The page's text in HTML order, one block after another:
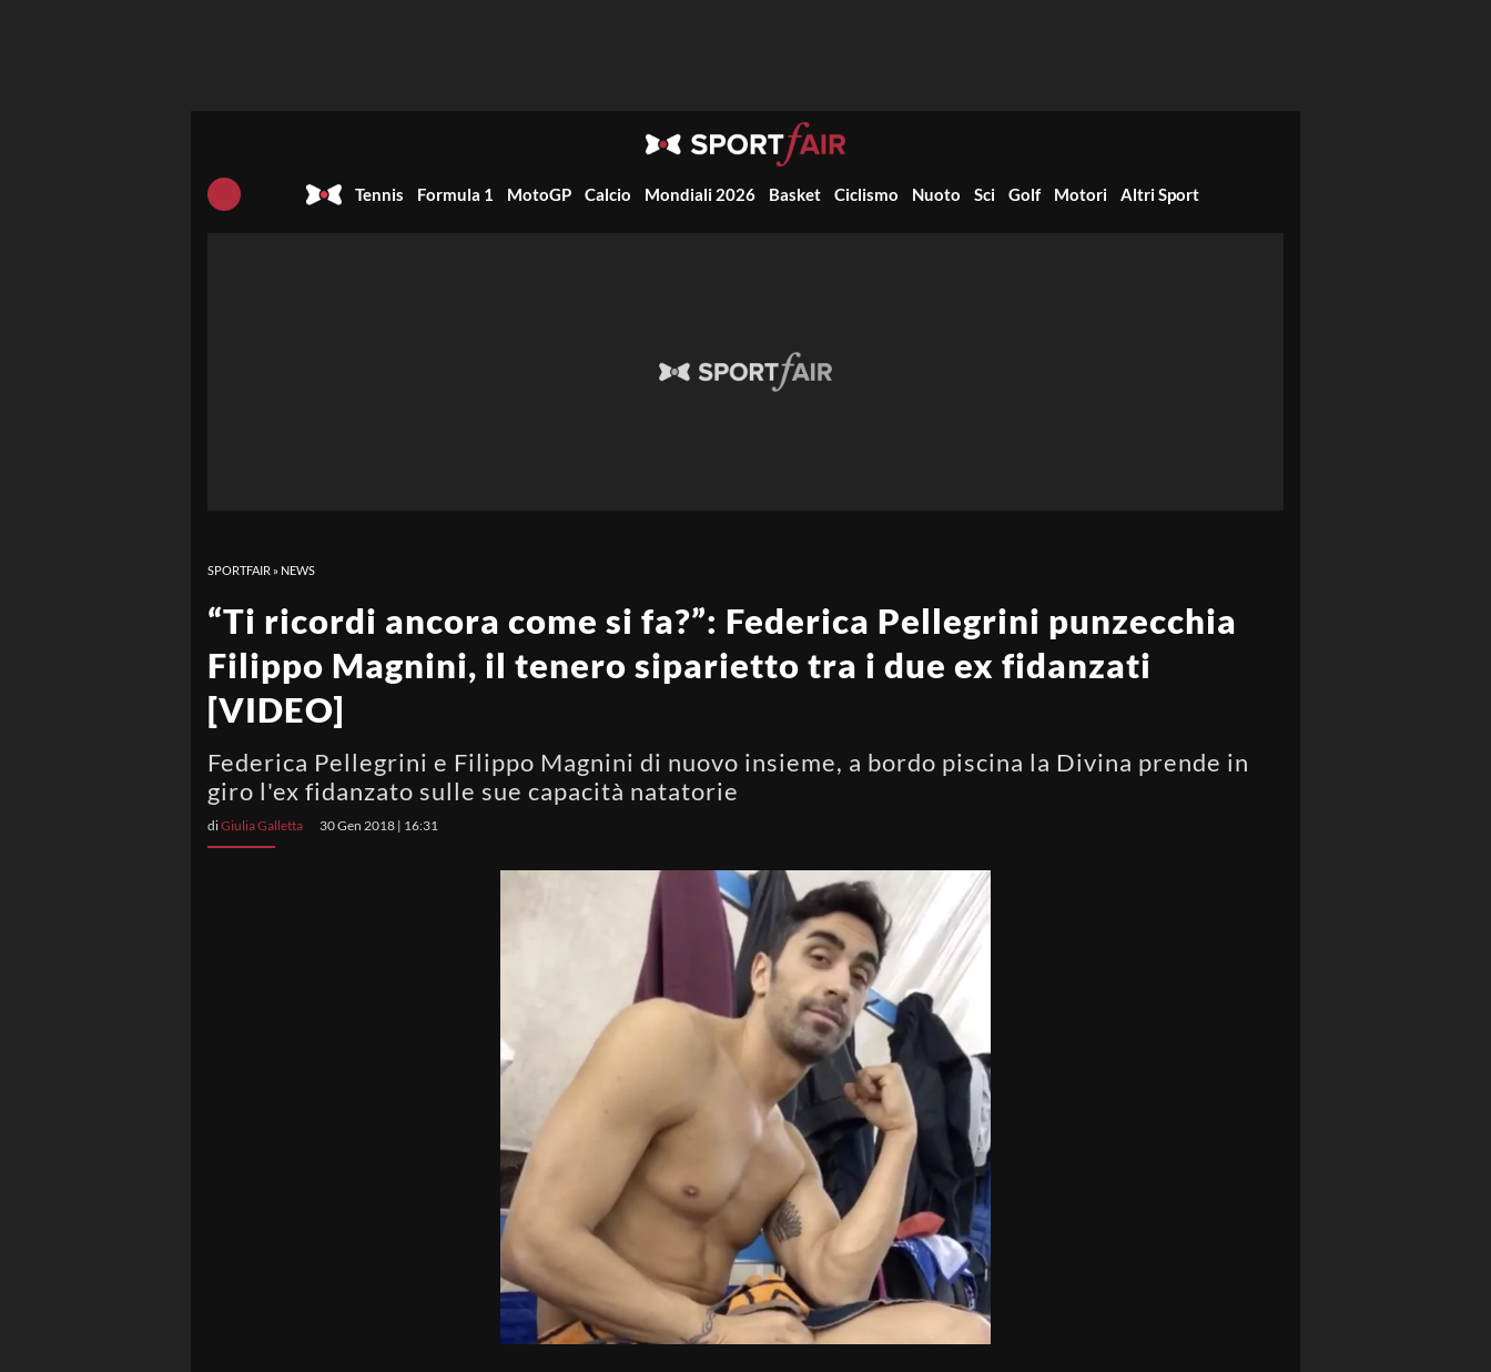
Tennis Formula 1 MotoGP Calcio Mondiali 2026 Basket Ciclismo Nuoto Sci Golf Motori Altri Sport
SPORTFAIR » NEWS
“Ti ricordi ancora come si fa?”: Federica Pellegrini punzecchia
Filippo Magnini, il tenero siparietto tra i due ex fidanzati
[VIDEO]
Federica Pellegrini e Filippo Magnini di nuovo insieme, a bordo piscina la Divina prende in
giro l'ex fidanzato sulle sue capacità natatorie
diGiulia Galletta 30 Gen 2018 | 16:31